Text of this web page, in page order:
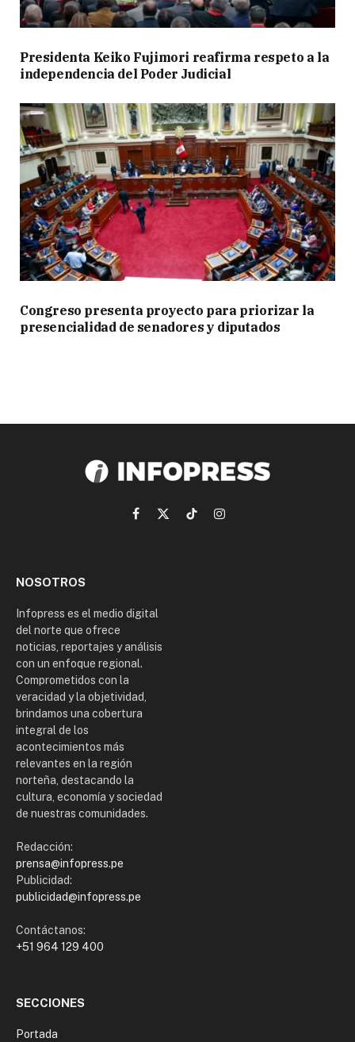
Presidenta Keiko Fujimori reafirma respeto a la
independencia del Poder Judicial
Congreso presenta proyecto para priorizar la
presencialidad de senadores y diputados
Facebook
X
TikTokInstagram
NOSOTROS
Infopress es el medio digital
del norte que ofrece
noticias, reportajes y análisis
con un enfoque regional.
Comprometidos con la
veracidad y la objetividad,
brindamos una cobertura
integral de los
acontecimientos más
relevantes en la región
norteña, destacando la
cultura, economía y sociedad
de nuestras comunidades.
Redacción:
prensa@infopress.pe
Publicidad:
publicidad@infopress.pe
Contáctanos:
+51 964 129 400
SECCIONES
Portada